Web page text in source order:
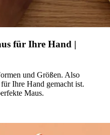
für Ihre Hand |
und Größen. Also
Ihre Hand gemacht ist.
Maus.